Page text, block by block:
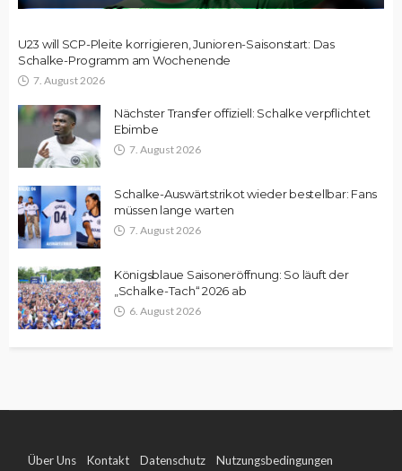
U23 will SCP-Pleite korrigieren, Junioren-Saisonstart: Das
Schalke-Programm am Wochenende
7. August 2026
Nächster Transfer offiziell: Schalke verpflichtet
Ebimbe
7. August 2026
Schalke-Auswärtstrikot wieder bestellbar: Fans
müssen lange warten
7. August 2026
Königsblaue Saisoneröffnung: So läuft der
„Schalke-Tach“ 2026 ab
6. August 2026
Über Uns Kontakt Datenschutz Nutzungsbedingungen